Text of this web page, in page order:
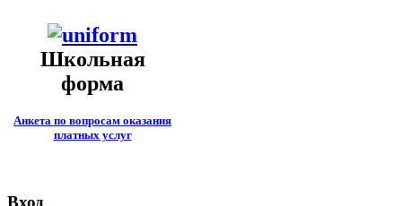
Школьная
форма
Анкета по вопросам оказания
платных услуг
Вход